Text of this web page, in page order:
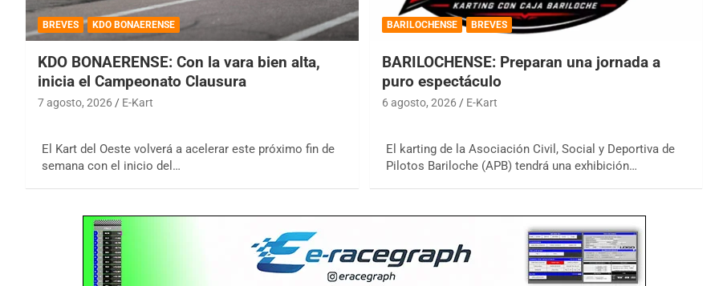
BREVES KDO BONAERENSE
KDO BONAERENSE: Con la vara bien alta,
inicia el Campeonato Clausura
7 agosto, 2026 E-Kart
El Kart del Oeste volverá a acelerar este próximo fin de
semana con el inicio del…
BARILOCHENSE BREVES
BARILOCHENSE: Preparan una jornada a
puro espectáculo
6 agosto, 2026 E-Kart
El karting de la Asociación Civil, Social y Deportiva de
Pilotos Bariloche (APB) tendrá una exhibición…